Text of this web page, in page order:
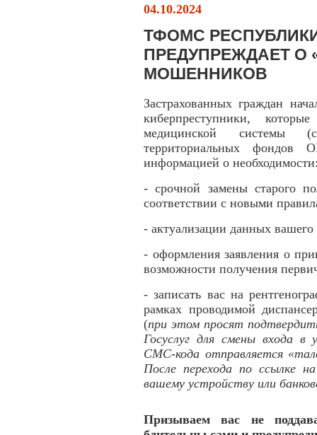
04.10.2024
ТФОМС
ПРЕДУПРЕЖДАЕТ О
МОШЕННИКОВ
Застрахованных граждан
киберпреступники,
медицинской системы
территориальных фондов
информацией о
- срочной замены старого
соответствии с новыми
- актуализации данных
- оформления заявления о
возможности получения
- записать вас на
рамках проводимой
(при этом просят
Госуслуг для смены входа в
СМС-кода отправляется
После перехода по ссылке
вашему устройству или
Призываем вас не